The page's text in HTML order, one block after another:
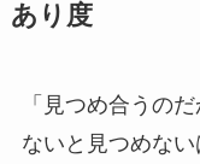
あり度
「見つめ合うの
ないと見つめな